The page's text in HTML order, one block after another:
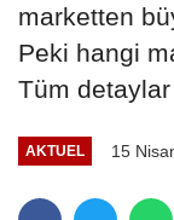
marketten
Peki hangi
Tüm
AKTUEL 15